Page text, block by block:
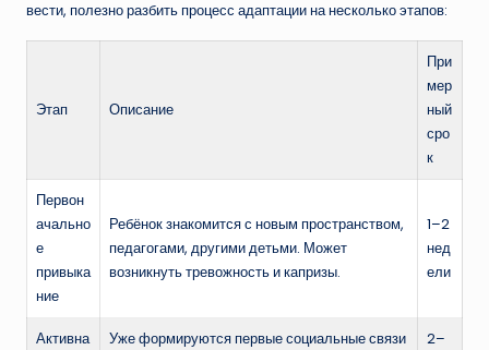
вести, полезно разбить процесс адаптации на несколько этапов:
Этап Описание
При
мер
ный
сро
к
Первон
ачально
е
привыка
ние
Ребёнок знакомится с новым пространством,
педагогами, другими детьми. Может
возникнуть тревожность и капризы.
1–2
нед
ели
Активна
Уже формируются первые социальные связи
2–